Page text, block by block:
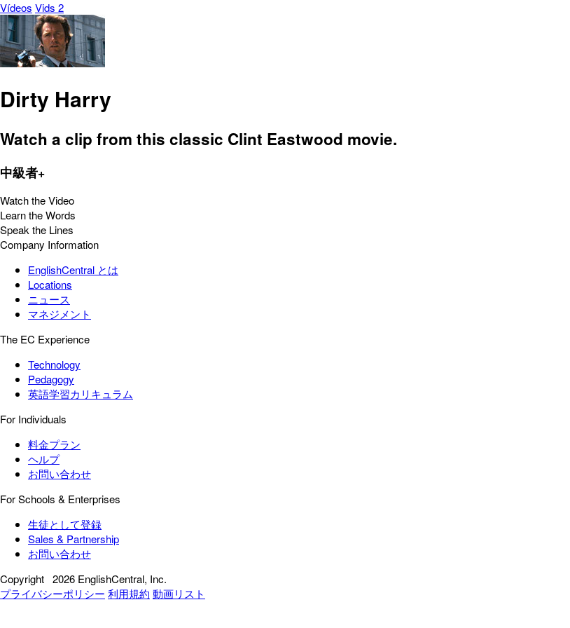
Vídeos Vids 2
Dirty Harry
Watch a clip from this classic Clint Eastwood movie.
中級者+
Watch the Video
Learn the Words
Speak the Lines
Company Information
EnglishCentral とは
Locations
ニュース
マネジメント
The EC Experience
Technology
Pedagogy
英語学習カリキュラム
For Individuals
料金プラン
ヘルプ
お問い合わせ
For Schools & Enterprises
生徒として登録
Sales & Partnership
お問い合わせ
Copyright 2026 EnglishCentral, Inc.
プライバシーポリシー 利用規約 動画リスト